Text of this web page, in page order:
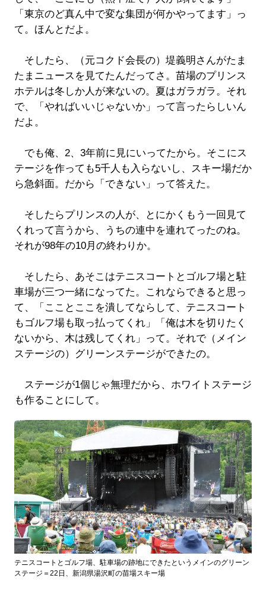
「東京のど真ん中で変な集団が何かやってます」っ
て。ほんとだよ。
そしたら、（元コクド会長の）堤義明さんがたま
たまニュースを見てたんだってさ。苗場のプリンス
ホテルは冬しか人が来ないの。夏はガラガラ。それ
で、「やればいいじゃないか」って言ったらしいん
だよ。
でも俺、2、3年前に見にいってたから。そこにス
テージを作っても5千人も入らないし、スキー場だか
ら急斜面。だから「できない」って答えた。
そしたらプリンスの人が、とにかくもう一回見て
くれって言うから、うちの連中を連れてったのね。
それが98年の10月の終わりか。
そしたら、あそこはテニスコートとゴルフ場と駐
車場が三つ一緒になってた。これならできると思っ
て、「こことここを潰してならして、テニスコート
もゴルフ場も取っ払ってくれ」「俺は木を切りたく
ないから、木は残してくれ」って。それで（メイン
ステージの）グリーンステージができたの。
ステージが1個じゃ無理だから、ホワイトステージ
も作ることにして。
テニスコートとゴルフ場、駐車場の跡地にできたというメインのグリーン
ステージ＝22日、新潟県湯沢町の苗場スキー場